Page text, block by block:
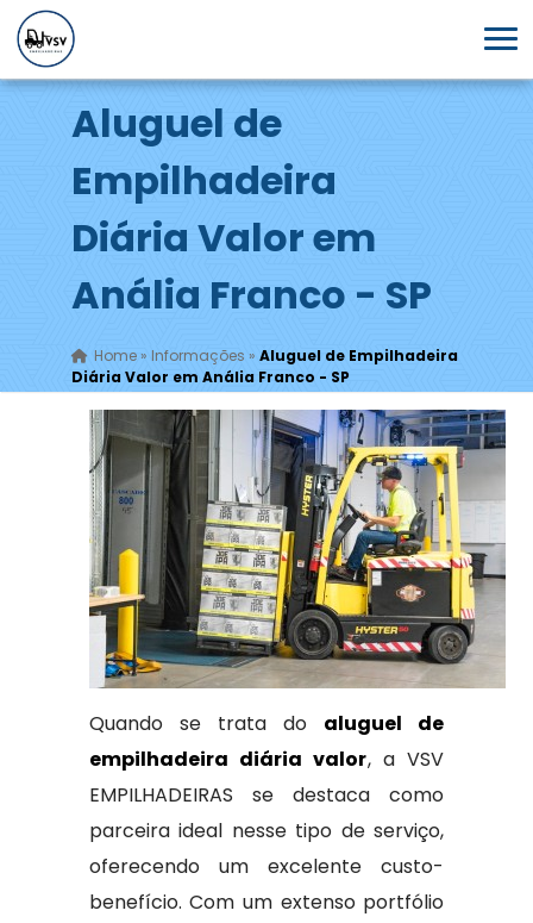
Aluguel de
Empilhadeira
Diária Valor em
Anália Franco - SP
Home» Informações » Aluguel de Empilhadeira
Diária Valor em Anália Franco - SP
Quando se trata do aluguel de
empilhadeira diária valor, a VSV
EMPILHADEIRAS se destaca como
parceira ideal nesse tipo de serviço,
oferecendo um excelente custo-
benefício. Com um extenso portfólio